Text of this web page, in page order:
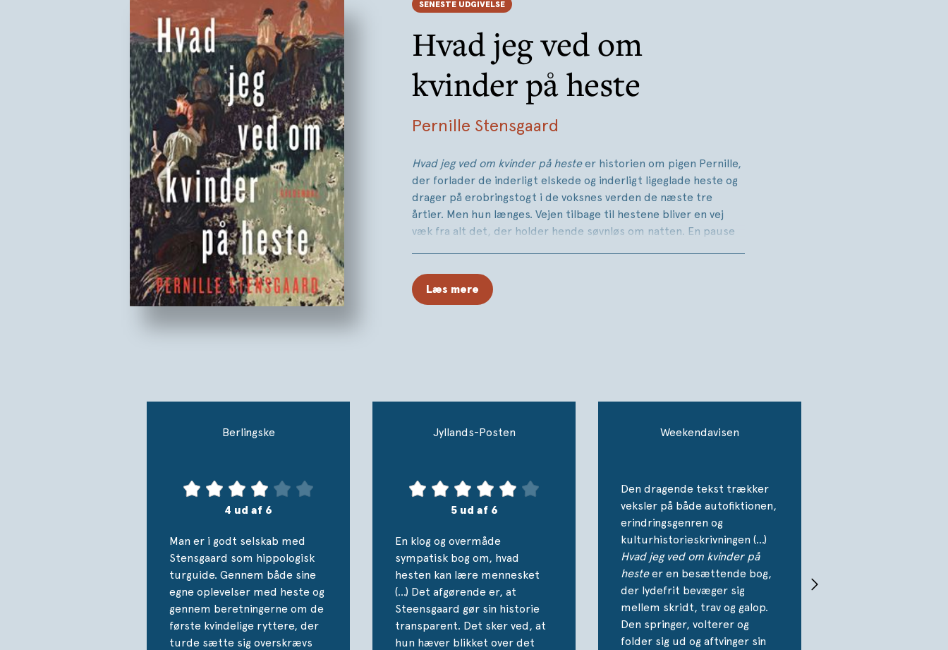
SENESTE UDGIVELSE
Hvad jeg ved om
kvinder på heste
Pernille Stensgaard
Hvad jeg ved om kvinder på hesteer historien om pigen Pernille,
der forlader de inderligt elskede og inderligt ligeglade heste og
drager på erobringstogt i de voksnes verden de næste tre
årtier. Men hun længes. Vejen tilbage til hestene bliver en vej
væk fra alt det, der holder hende søvnløs om natten. En pause
Pernille Stensgaard fortæller en smuk, klog og bevægende
Læs mere
Berlingske
4 ud af 6
Man er i godt selskab med
Stensgaard som hippologisk
turguide. Gennem både sine
egne oplevelser med heste og
gennem beretningerne om de
første kvindelige ryttere, der
turde sætte sig overskrævs
Jyllands-Posten
5 ud af 6
En klog og overmåde
sympatisk bog om, hvad
hesten kan lære mennesket
(...) Det afgørende er, at
Steensgaard gør sin historie
transparent. Det sker ved, at
hun hæver blikket over det
Weekendavisen
Den dragende tekst trækker
veksler på både autofiktionen,
erindringsgenren og
kulturhistorieskrivningen (…)
Hvad jeg ved om kvinder på
hesteer en besættende bog,
der lydefrit bevæger sig
mellem skridt, trav og galop.
Den springer, volterer og
folder sig ud og aftvinger sin